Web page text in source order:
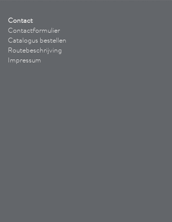
Contact
Contactformulier
Catalogus bestellen
Routebeschrijving
Impressum